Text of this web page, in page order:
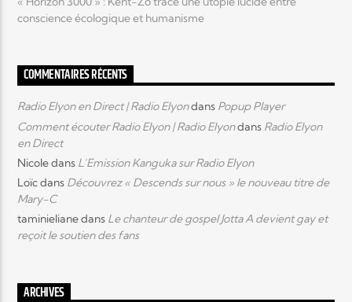
conscience écologique et humanisme
COMMENTAIRES RÉCENTS
Radio Elyon en Direct | Radio Elyondans Popup Player
Comment écouter Radio Elyon | Radio Elyondans Radio Elyon
en Direct
Nicoledans L’Emission Kanguka sur Radio Elyon
Loïcdans Découvrez « Descends sur nous » le nouveau titre de
Mary-C
taminielianedans Le chanteur de gospel Jotta A devient gay et
reçoit le soutien des fans
ARCHIVES